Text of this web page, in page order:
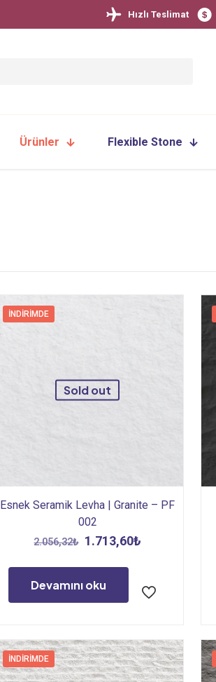
Hızlı Teslimat
Ürünler Flexible Stone
İNDIRIMDE
Sold out
Esnek Seramik Levha | Granite – PF
002
2.056,32₺ Orijinal
2.056,32₺.
1.713,60₺
1.713,60₺.
Devamını oku
İNDIRIMDE